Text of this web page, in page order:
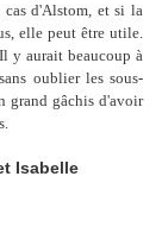
cas d'Alstom, et si la
elle peut être utile.
y aurait beaucoup à
oublier les sous-
grand gâchis d'avoir
Isabelle